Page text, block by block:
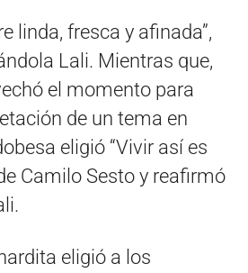
linda, fresca y afinada”,
Lali. Mientras que,
el momento para
de un tema en
eligió “Vivir así es
Camilo Sesto y reafirmó
eligió a los